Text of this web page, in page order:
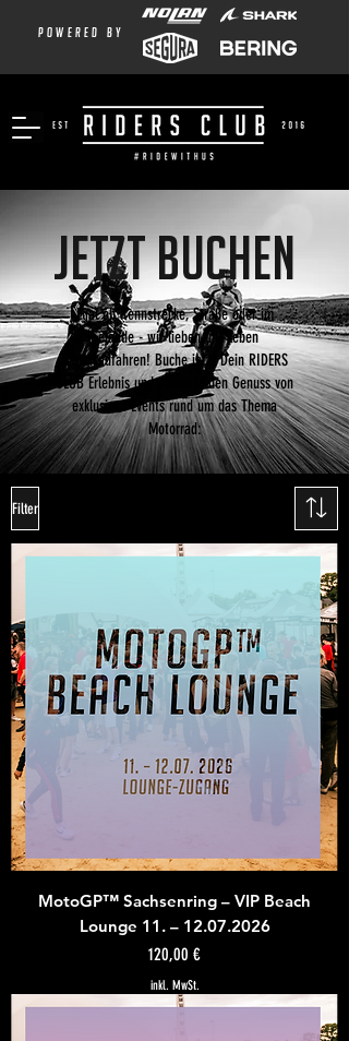
powered by
JETZT BUCHEN
Egal ob Rennstrecke, Straße oder im
Gelände - wir lieben und leben
Motorradfahren!Buche jetzt Dein RIDERS
CLUB Erlebnis und komm in den Genuss von
exklusiven Events rund um das Thema
Motorrad:
Es gibt keine Produkte zum
Anzeigen.
Filter
MotoGP™ Sachsenring – VIP Beach
Lounge 11. – 12.07.2026
Preis
120,00 €
inkl. MwSt.